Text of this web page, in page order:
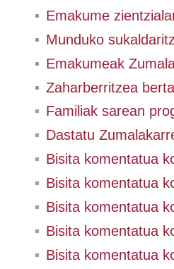
Emakume
Munduko
Emakumeak
Zaharberritzea
Familiak sarean
Dastatu
Bisita komentatua
Bisita komentatua
Bisita komentatua
Bisita komentatua
Bisita komentatua